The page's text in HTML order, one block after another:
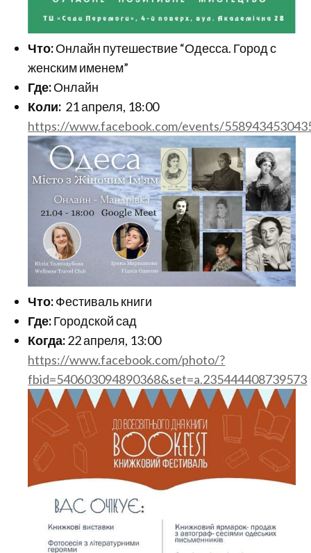
Что:Онлайн путешествие “Одесса. Город с
женским именем”
Где:Онлайн
Коли: 21 апреля, 18:00
https://www.facebook.com/events/
Что:Фестиваль книги
Где:Городской сад
Когда:22 апреля, 13:00
https://www.facebook.com/photo/?
fbid=540603094890368&set=a.235444408739573